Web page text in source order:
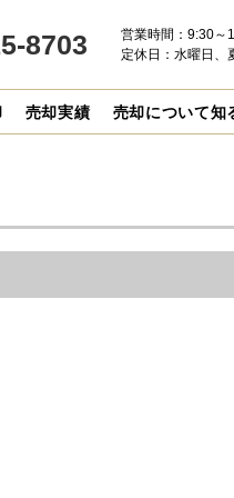
8703
営業時間：9:30～
定休日：水曜日、
売却実績 売却について知